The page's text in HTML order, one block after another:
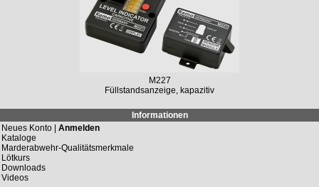
M227
Füllstandsanzeige, kapazitiv
Informationen
Neues Konto | Anmelden
Kataloge
Marderabwehr-Qualitätsmerkmale
Lötkurs
Downloads
Videos